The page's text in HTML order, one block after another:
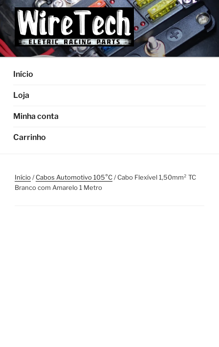
Pular
para
o
conteúdo
Início
Loja
Minha conta
Carrinho
Início/Cabos Automotivo 105°C/ Cabo Flexível 1,50mm² TC
Branco com Amarelo 1 Metro